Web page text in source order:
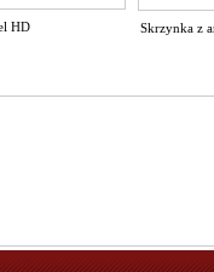
HD Skrzynka z